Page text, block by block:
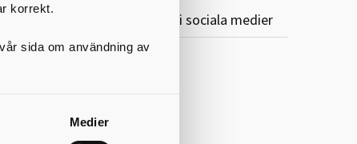
korrekt.
sida om användning av
Medier
Skaraborgs Kommunalförbund i sociala medier